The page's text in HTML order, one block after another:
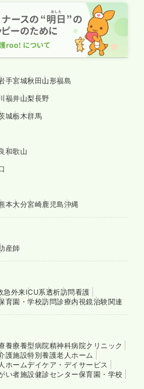
手宮城秋田山形福島
福井山梨長野
城栃木群馬
和歌山
本大分宮崎鹿児島沖縄
産師
急外来ICU系透析訪問看護
育園・学校訪問診療内視鏡治験関連
養療養型病院精神科病院クリニック
護施設特別養護老人ホーム
ホームデイケア・デイサービス
い者施設健診センター保育園・学校